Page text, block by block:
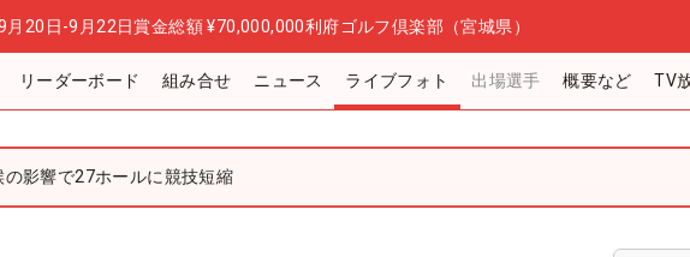
月20日-9月22日賞金総額 ¥70,000,000利府ゴルフ倶楽部（宮城県）
リーダーボード 組み合せ ニュース ライブフォト 出場選手 概要など TV
の影響で27ホールに競技短縮